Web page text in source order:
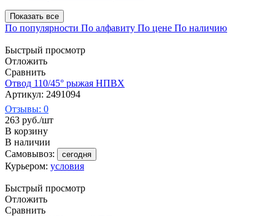
Показать все
По популярности По алфавиту По цене По наличию
Быстрый просмотр
Отложить
Сравнить
Отвод 110/45° рыжая НПВХ
Артикул: 2491094
Отзывы: 0
263 руб./шт
В корзину
В наличии
Самовывоз:
сегодня
Курьером: условия
Быстрый просмотр
Отложить
Сравнить